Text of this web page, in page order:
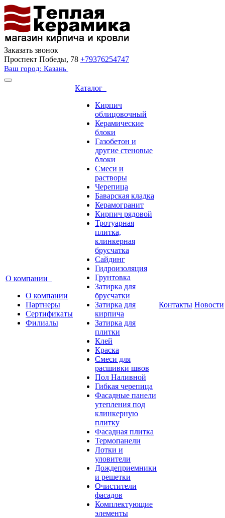
Заказать звонок
Проспект Победы, 78 +79376254747
Ваш город: Казань
О компании
О компании
Партнеры
Сертификаты
Филиалы
Каталог
Кирпич
облицовочный
Керамические
блоки
Газобетон и
другие стеновые
блоки
Смеси и
растворы
Черепица
Баварская кладка
Керамогранит
Кирпич рядовой
Тротуарная
плитка,
клинкерная
брусчатка
Сайдинг
Гидроизоляция
Грунтовка
Затирка для
брусчатки
Затирка для
кирпича
Затирка для
плитки
Клей
Краска
Смеси для
расшивки швов
Пол Наливной
Гибкая черепица
Фасадные панели
утепления под
клинкерную
плитку
Фасадная плитка
Термопанели
Лотки и
уловители
Дождеприемники
и решетки
Очистители
фасадов
Комплектующие
элементы
Контакты Новости